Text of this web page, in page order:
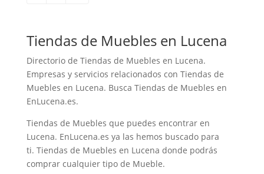
Tiendas de Muebles en Lucena
Directorio de Tiendas de Muebles en Lucena.
Empresas y servicios relacionados con Tiendas de
Muebles en Lucena. Busca Tiendas de Muebles en
EnLucena.es.
Tiendas de Muebles que puedes encontrar en
Lucena. EnLucena.es ya las hemos buscado para
ti. Tiendas de Muebles en Lucena donde podrás
comprar cualquier tipo de Mueble.